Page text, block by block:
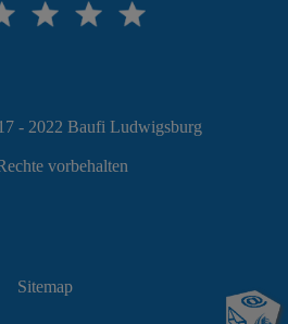
- 2022 Baufi Ludwigsburg
vorbehalten
Sitemap